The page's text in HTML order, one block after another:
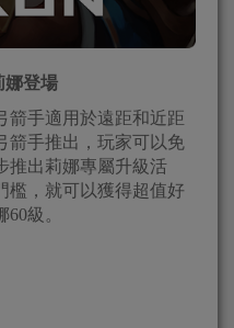
娜登場
箭手適用於遠距和近距
箭手推出，玩家可以免
推出莉娜專屬升級活
檻，就可以獲得超值好
級。